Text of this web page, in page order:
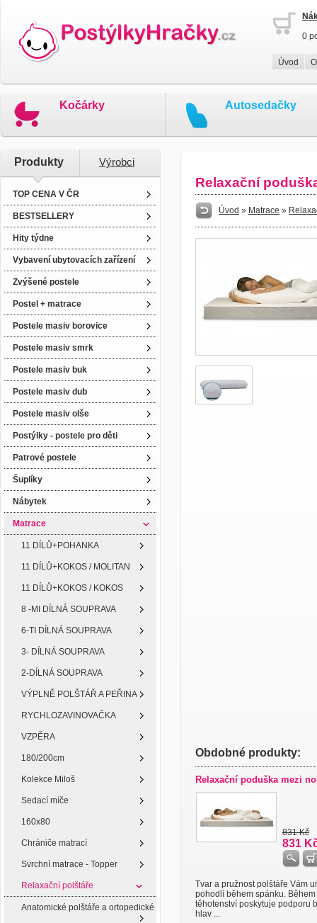
0
Úvod
Kočárky Autosedačky
Produkty Výrobci
TOP CENA V ČR
BESTSELLERY
Hity týdne
Vybavení ubytovacích zařízení
Zvýšené postele
Postel + matrace
Postele masiv borovice
Postele masiv smrk
Postele masiv buk
Postele masiv dub
Postele masiv olše
Postýlky - postele pro děti
Patrové postele
Šuplíky
Nábytek
Matrace
11 DÍLŮ+POHANKA
11 DÍLŮ+KOKOS / MOLITAN
11 DÍLŮ+KOKOS / KOKOS
8 -MI DÍLNÁ SOUPRAVA
6-TI DÍLNÁ SOUPRAVA
3- DÍLNÁ SOUPRAVA
2-DÍLNÁ SOUPRAVA
VÝPLNĚ POLŠTÁŘ A PEŘINA
RYCHLOZAVINOVAČKA
VZPĚRA
180/200cm
Kolekce Miloš
Sedací míče
160x80
Chrániče matrací
Svrchní matrace - Topper
Relaxační polštáře
Anatomické polštáře a ortopedické
Relaxační
Úvod » Matrace »
Obdobné produkty:
Relaxační poduška mezi
831 Kč
831
Tvar a pružnost polštáře Vám
pohodlí během spánku. Během
těhotenství poskytuje podporu
hlav ...